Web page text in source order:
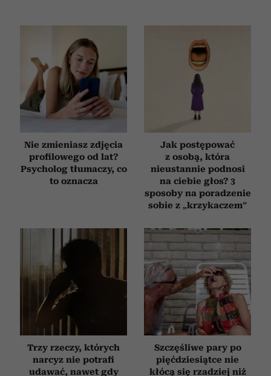
Nie zmieniasz zdjęcia
profilowego od lat?
Psycholog tłumaczy, co
to oznacza
Jak postępować
z osobą, która
nieustannie podnosi
na ciebie głos? 3
sposoby na poradzenie
sobie z „krzykaczem”
Trzy rzeczy, których
narcyz nie potrafi
udawać, nawet gdy
Szczęśliwe pary po
pięćdziesiątce nie
kłócą się rzadziej niż